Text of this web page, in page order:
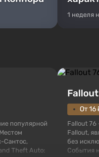
1 неделя
популярной
Сантос,
Theft Auto:
От 16
Fallout 76
Fallout,
без
События